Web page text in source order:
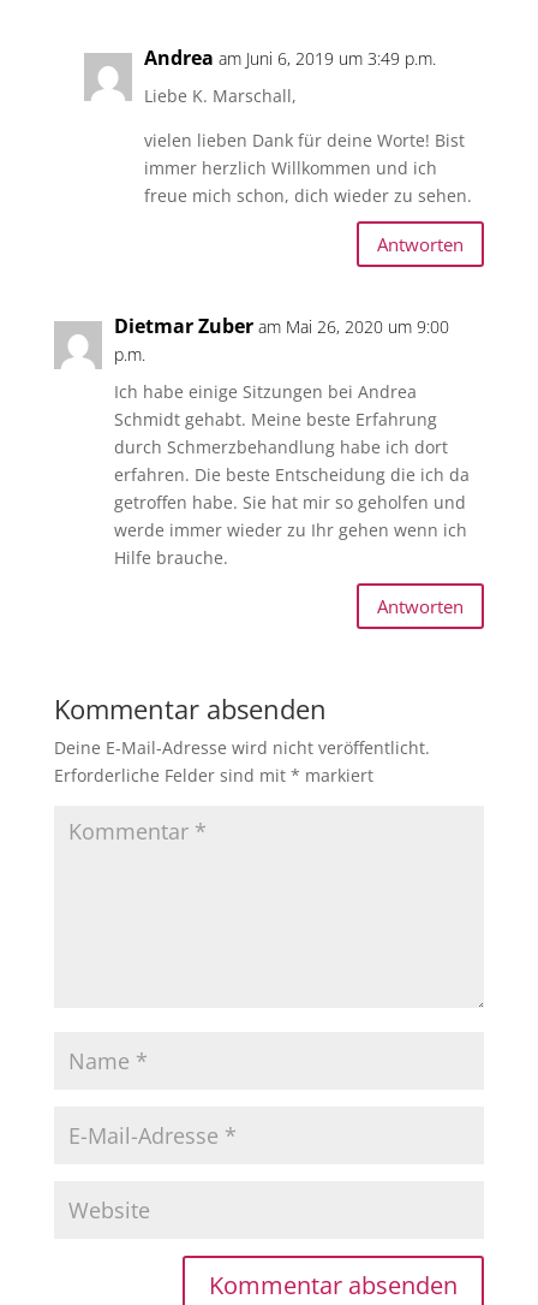
Andrea am Juni 6, 2019 um 3:49 p.m.
Liebe K. Marschall,
vielen lieben Dank für deine Worte! Bist
immer herzlich Willkommen und ich
freue mich schon, dich wieder zu sehen.
Antworten
Dietmar Zuber am Mai 26, 2020 um 9:00
p.m.
Ich habe einige Sitzungen bei Andrea
Schmidt gehabt. Meine beste Erfahrung
durch Schmerzbehandlung habe ich dort
erfahren. Die beste Entscheidung die ich da
getroffen habe. Sie hat mir so geholfen und
werde immer wieder zu Ihr gehen wenn ich
Hilfe brauche.
Antworten
Kommentar absenden
Deine E-Mail-Adresse wird nicht veröffentlicht.
Erforderliche Felder sind mit * markiert